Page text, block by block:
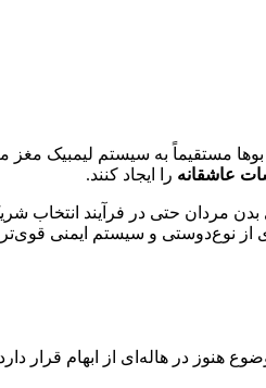
بوها مستقیماً به سیستم
عاشقانه را ایجاد کنند.
مردان حتی در فرآیند انتخاب